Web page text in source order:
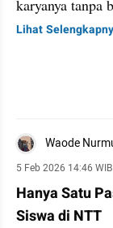
karyanya tanpa
Lihat
Waode
5 Feb 2026 14:46 WIB
Hanya Satu
Siswa di NTT